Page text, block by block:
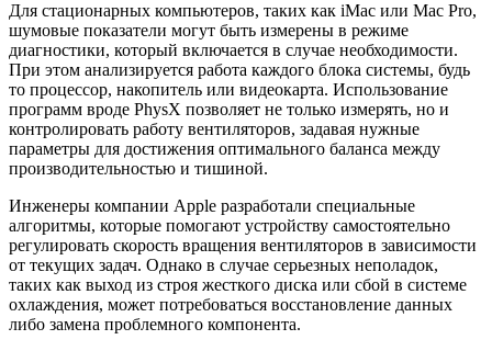
Для стационарных компьютеров, таких как iMac или Mac Pro,
шумовые показатели могут быть измерены в режиме
диагностики, который включается в случае необходимости.
При этом анализируется работа каждого блока системы, будь
то процессор, накопитель или видеокарта. Использование
программ вроде PhysX позволяет не только измерять, но и
контролировать работу вентиляторов, задавая нужные
параметры для достижения оптимального баланса между
производительностью и тишиной.
Инженеры компании Apple разработали специальные
алгоритмы, которые помогают устройству самостоятельно
регулировать скорость вращения вентиляторов в зависимости
от текущих задач. Однако в случае серьезных неполадок,
таких как выход из строя жесткого диска или сбой в системе
охлаждения, может потребоваться восстановление данных
либо замена проблемного компонента.